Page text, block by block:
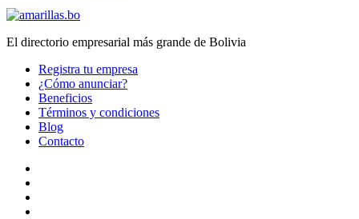
El directorio empresarial más grande de Bolivia
Registra tu empresa
¿Cómo anunciar?
Beneficios
Términos y condiciones
Blog
Contacto